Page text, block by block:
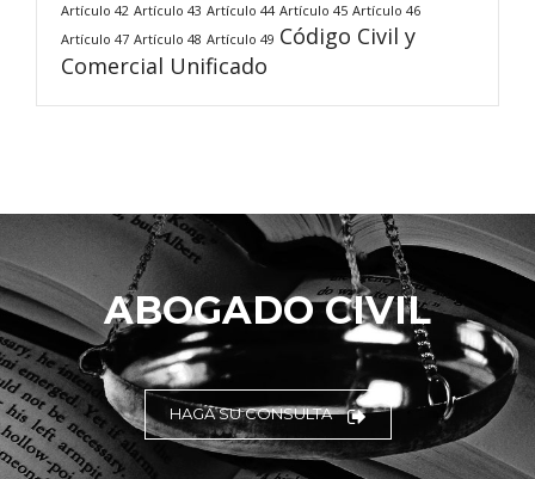
Artículo 42 Artículo 43 Artículo 44 Artículo 45 Artículo 46
Artículo 47 Artículo 48 Artículo 49 Código Civil y
Comercial Unificado
ABOGADO CIVIL
HAGA SU CONSULTA